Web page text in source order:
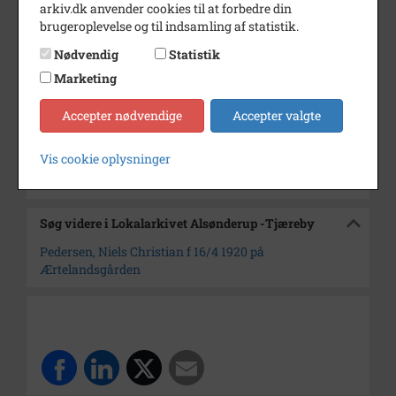
Dateringsnote
ca. 1940
Fotograf
Ukendt
Størrelse
Arkiv
Lokalarkivet Alsønderup -
Tjæreby
Kontakt arkivet
Søg videre i Lokalarkivet Alsønderup -Tjæreby
Pedersen, Niels Christian f 16/4 1920 på
Ærtelandsgården
arkiv.dk anvender cookies til at forbedre din
brugeroplevelse og til indsamling af statistik.
Nødvendig
Statistik
Marketing
Accepter nødvendige Accepter valgte
Vis cookie oplysninger